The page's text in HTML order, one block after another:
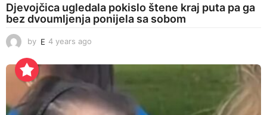
Djevojčica ugledala pokislo štene kraj puta pa ga
bez dvoumljenja ponijela sa sobom
by E 4 years ago
e
r
s
a